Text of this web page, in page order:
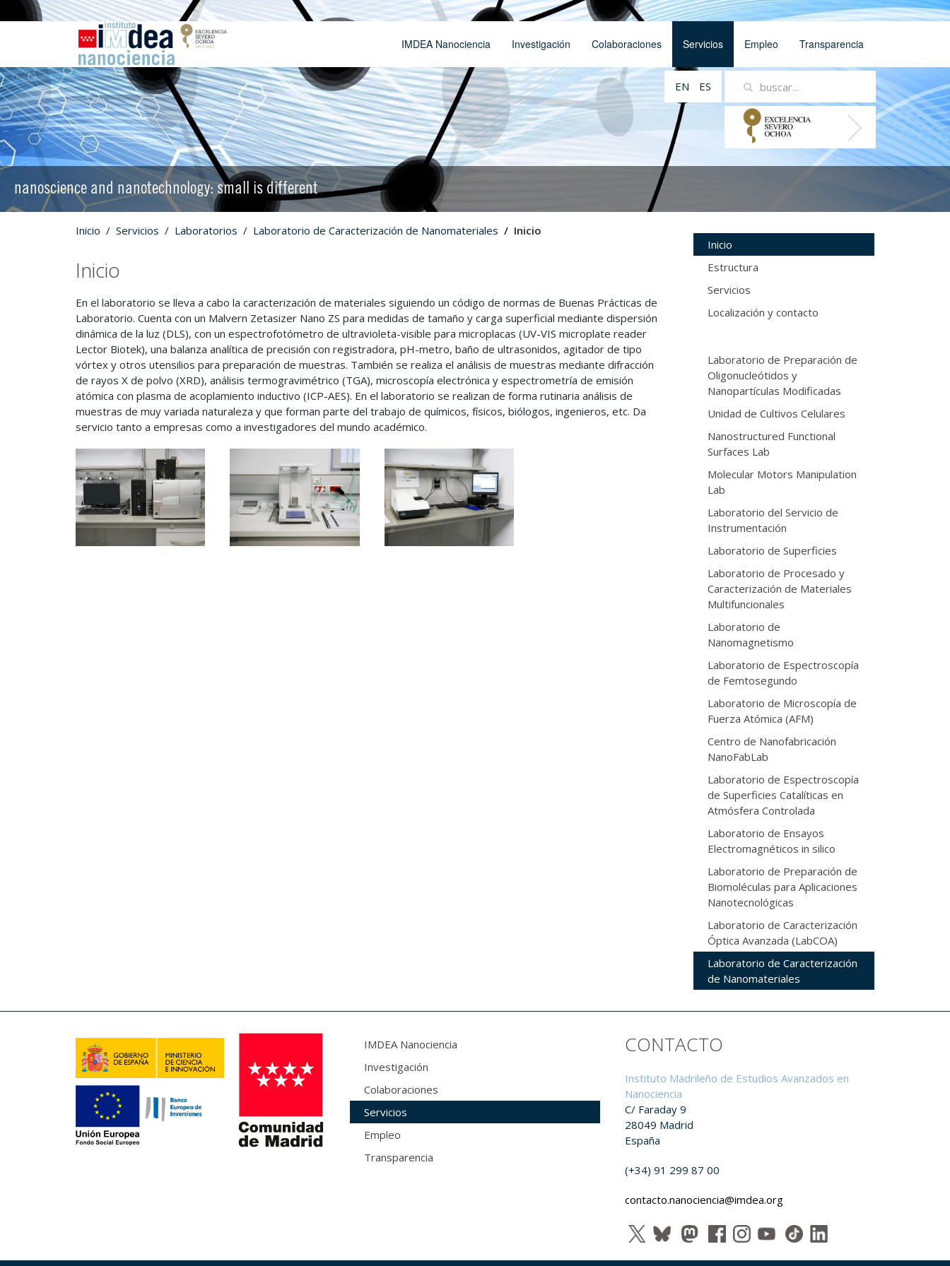
IMDEA Nanociencia Investigación Colaboraciones Servicios Empleo Transparencia
EN ES
nanoscience and nanotechnology: small is different
Inicio Servicios Laboratorios Laboratorio de Caracterización de Nanomateriales Inicio
Inicio
En el laboratorio se lleva a cabo la caracterización de materiales siguiendo un código de normas de Buenas Prácticas de
Laboratorio. Cuenta con un Malvern Zetasizer Nano ZS para medidas de tamaño y carga superficial mediante dispersión
dinámica de la luz (DLS), con un espectrofotómetro de ultravioleta-visible para microplacas (UV-VIS microplate reader
Lector Biotek), una balanza analítica de precisión con registradora, pH-metro, baño de ultrasonidos, agitador de tipo
vórtex y otros utensilios para preparación de muestras. También se realiza el análisis de muestras mediante difracción
de rayos X de polvo (XRD), análisis termogravimétrico (TGA), microscopía electrónica y espectrometría de emisión
atómica con plasma de acoplamiento inductivo (ICP-AES). En el laboratorio se realizan de forma rutinaria análisis de
muestras de muy variada naturaleza y que forman parte del trabajo de químicos, físicos, biólogos, ingenieros, etc. Da
servicio tanto a empresas como a investigadores del mundo académico.
Inicio
Estructura
Servicios
Localización y contacto
Laboratorio de Preparación de
Oligonucleótidos y
Nanopartículas Modificadas
Unidad de Cultivos Celulares
Nanostructured Functional
Surfaces Lab
Molecular Motors Manipulation
Lab
Laboratorio del Servicio de
Instrumentación
Laboratorio de Superficies
Laboratorio de Procesado y
Caracterización de Materiales
Multifuncionales
Laboratorio de
Nanomagnetismo
Laboratorio de Espectroscopía
de Femtosegundo
Laboratorio de Microscopía de
Fuerza Atómica (AFM)
Centro de Nanofabricación
NanoFabLab
Laboratorio de Espectroscopía
de Superficies Catalíticas en
Atmósfera Controlada
Laboratorio de Ensayos
Electromagnéticos in silico
Laboratorio de Preparación de
Biomoléculas para Aplicaciones
Nanotecnológicas
Laboratorio de Caracterización
Óptica Avanzada (LabCOA)
Laboratorio de Caracterización
de Nanomateriales
IMDEA Nanociencia
Investigación
Colaboraciones
Servicios
Empleo
Transparencia
CONTACTO
Instituto Madrileño de Estudios Avanzados en
Nanociencia
C/ Faraday 9
28049 Madrid
España
(+34) 91 299 87 00
contacto.nanociencia@imdea.org